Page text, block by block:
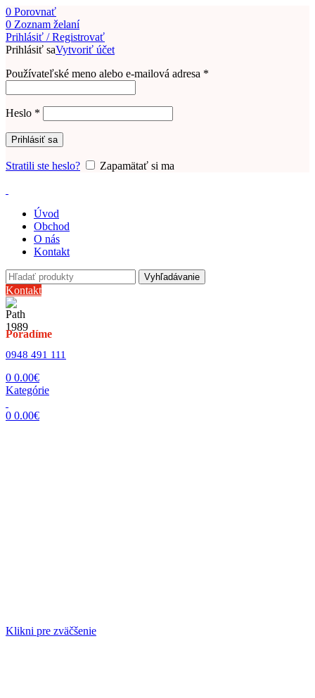
0 Porovnať
0 Zoznam želaní
Prihlásiť / Registrovať
Prihlásiť saVytvoriť účet
Používateľské meno alebo e-mailová adresa *
Heslo *
Prihlásiť sa
Stratili ste heslo? Zapamätať si ma
Úvod
Obchod
O nás
Kontakt
Vyhľadávanie
Kontakt
Poradíme
0948 491 111
0 0.00€
Kategórie
0 0.00€
Klikni pre zväčšenie